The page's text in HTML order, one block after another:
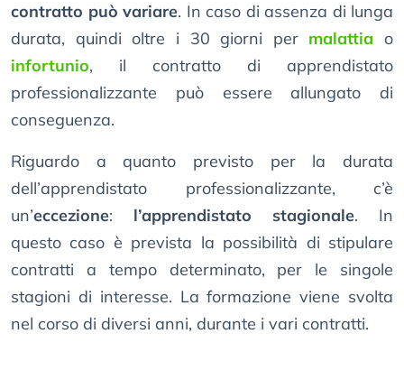
contratto può variare. In caso di assenza di lunga
durata, quindi oltre i 30 giorni per malattia o
infortunio, il contratto di apprendistato
professionalizzante può essere allungato di
conseguenza.
Riguardo a quanto previsto per la durata
dell’apprendistato professionalizzante, c’è
un’eccezione: l’apprendistato stagionale. In
questo caso è prevista la possibilità di stipulare
contratti a tempo determinato, per le singole
stagioni di interesse. La formazione viene svolta
nel corso di diversi anni, durante i vari contratti.